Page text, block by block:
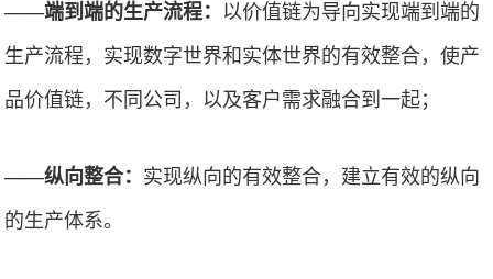
——端到端的生产流程： 以价值链为导向实现端到端的
生产流程，实现数字世界和实体世界的有效整合，使产
品价值链，不同公司，以及客户需求融合到一起；
——纵向整合： 实现纵向的有效整合，建立有效的纵向
的生产体系。